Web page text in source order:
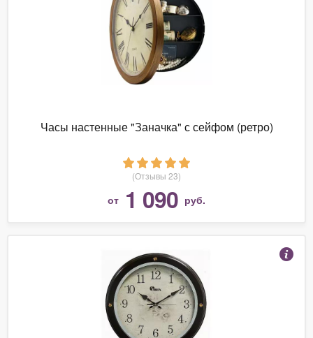
Часы настенные "Заначка" с сейфом (ретро)
(Отзывы 23)
от 1 090 руб.